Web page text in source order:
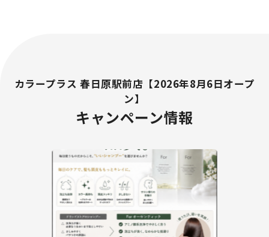
カラープラス 春日原駅前店【2026年8月6日オープ
ン】
キャンペーン情報